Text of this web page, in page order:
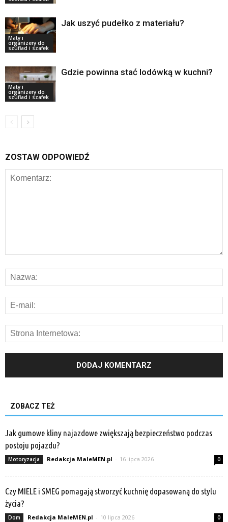
Maty i
organizery do
szuflad i szafek
Jak uszyć pudełko z materiału?
Maty i
organizery do
szuflad i szafek
Gdzie powinna stać lodówką w kuchni?
ZOSTAW ODPOWIEDŹ
ZOBACZ TEŻ
Jak gumowe kliny najazdowe zwiększają bezpieczeństwo podczas
postoju pojazdu?
Motoryzacja Redakcja MaleMEN.pl - 16 lipca 2026 0
Czy MIELE i SMEG pomagają stworzyć kuchnię dopasowaną do stylu
życia?
Dom Redakcja MaleMEN.pl - 10 lipca 2026 0